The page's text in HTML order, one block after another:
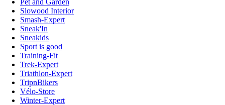
Slowood Interior
Smash-Expert
Sneak'In
Sneakids
Sport is good
Training-Fit
Trek-Expert
Triathlon-Expert
TripnBikers
Vélo-Store
Winter-Expert